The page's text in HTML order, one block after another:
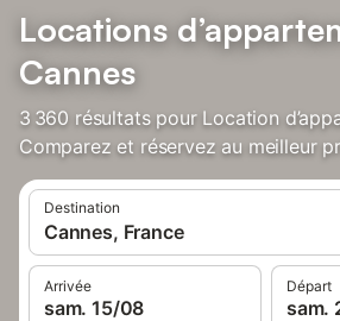
Locations
Cannes
3 360 résultats pour Location
Comparez et réservez au meilleur
Destination
Cannes, France
Arrivée
sam. 15/08
Départ
sam.